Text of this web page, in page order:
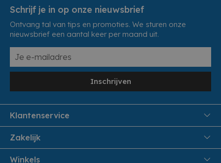
Schrijf je in op onze nieuwsbrief
Ontvang tal van tips en promoties. We sturen onze
nieuwsbrief een aantal keer per maand uit.
Inschrijven
Klantenservice
FAQ
Veiligheid en Privacy
Zakelijk
Samenwoonactie
Winkels